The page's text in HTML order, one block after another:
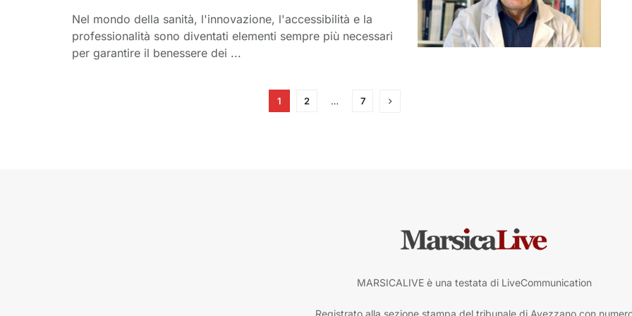
Nel mondo della sanità, l'innovazione, l'accessibilità e la
professionalità sono diventati elementi sempre più necessari
per garantire il benessere dei ...
1 2 … 7
MARSICALIVE è una testata di LiveCommunication
Registrato alla sezione stampa del tribunale di Avezzano con